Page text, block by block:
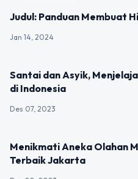
Judul: Panduan Membuat
Jan 14, 2024
Santai dan Asyik,
di Indonesia
Des 07, 2023
Menikmati Aneka Olahan
Terbaik Jakarta